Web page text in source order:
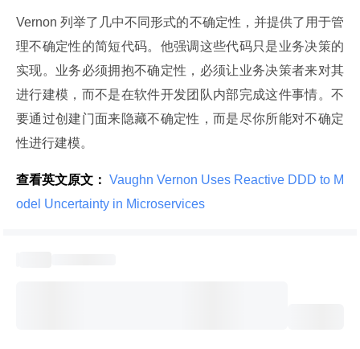
Vernon 列举了几中不同形式的不确定性，并提供了用于管
理不确定性的简短代码。他强调这些代码只是业务决策的
实现。业务必须拥抱不确定性，必须让业务决策者来对其
进行建模，而不是在软件开发团队内部完成这件事情。不
要通过创建门面来隐藏不确定性，而是尽你所能对不确定
性进行建模。
查看英文原文： Vaughn Vernon Uses Reactive DDD to M
odel Uncertainty in Microservices